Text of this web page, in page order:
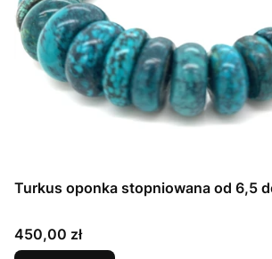
Turkus oponka stopniowana od 6,5
Cena
450,00 zł